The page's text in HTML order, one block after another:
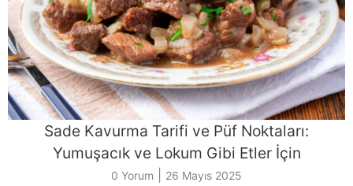
Sade Kavurma Tarifi ve Püf Noktaları:
Yumuşacık ve Lokum Gibi Etler İçin
0 Yorum 26 Mayıs 2025